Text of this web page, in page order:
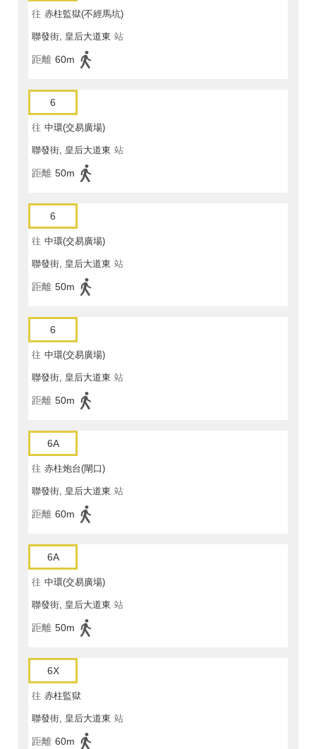
往 赤柱監獄(不經馬坑)
聯發街, 皇后大道東 站
距離 60m
6
往 中環(交易廣場)
聯發街, 皇后大道東 站
距離 50m
6
往 中環(交易廣場)
聯發街, 皇后大道東 站
距離 50m
6
往 中環(交易廣場)
聯發街, 皇后大道東 站
距離 50m
6A
往 赤柱炮台(閘口)
聯發街, 皇后大道東 站
距離 60m
6A
往 中環(交易廣場)
聯發街, 皇后大道東 站
距離 50m
6X
往 赤柱監獄
聯發街, 皇后大道東 站
距離 60m